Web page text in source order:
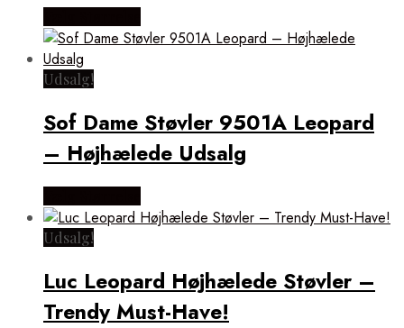
Udsalg!
Sof Dame Støvler 9501A Leopard
– Højhælede Udsalg
Udsalg!
Luc Leopard Højhælede Støvler –
Trendy Must-Have!